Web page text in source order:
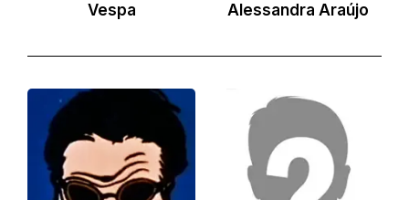
Vespa Alessandra Araújo